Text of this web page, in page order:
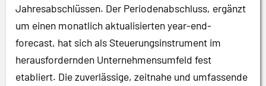
Jahresabschlüssen. Der Periodenabschluss, ergänzt
um einen monatlich aktualisierten year-end-
forecast, hat sich als Steuerungsinstrument im
herausfordernden Unternehmensumfeld fest
etabliert. Die zuverlässige, zeitnahe und umfassende